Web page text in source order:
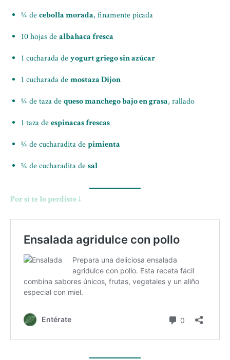
¼ decebolla morada, finamente picada
10 hojas dealbahaca fresca
1 cucharada deyogurt griego sin azúcar
1 cucharada demostaza Dijon
¼ de taza dequeso manchego bajo en grasa, rallado
1 taza deespinacas frescas
¼ de cucharadita depimienta
¼ de cucharadita desal
Por sí te lo perdiste ↓